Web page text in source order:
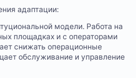
адаптации:
модели. Работа на
площадках и с операторами
снижать операционные
обслуживание и управление